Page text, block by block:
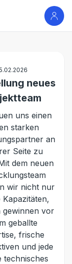
neues
uns einen
starken
an
Seite zu
dem neuen
wir nicht nur
Kapazitäten,
gewinnen vor
geballte
frische
und jede
technisches